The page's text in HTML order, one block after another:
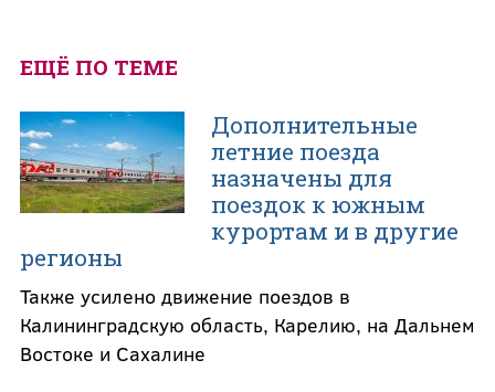
ЕЩЁ ПО ТЕМЕ
Дополнительные
летние поезда
назначены для
поездок к южным
курортам и в другие
регионы
Также усилено движение поездов в
Калининградскую область, Карелию, на Дальнем
Востоке и Сахалине